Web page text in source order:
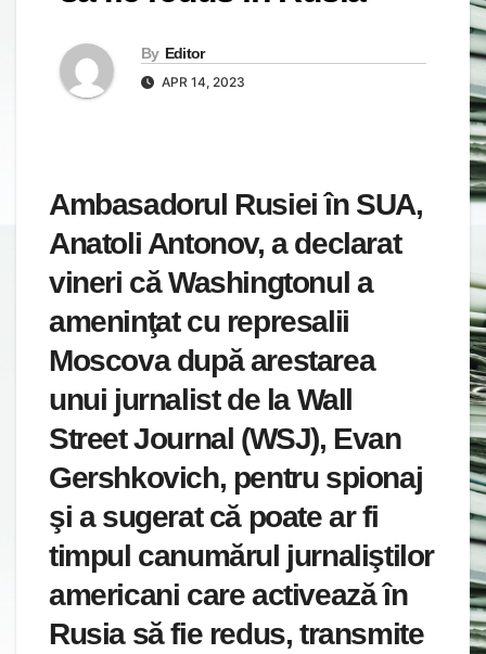
By Editor
APR 14, 2023
Ambasadorul Rusiei în SUA,
Anatoli Antonov, a declarat
vineri că Washingtonul a
ameninţat cu represalii
Moscova după arestarea
unui jurnalist de la Wall
Street Journal (WSJ), Evan
Gershkovich, pentru spionaj
şi a sugerat că poate ar fi
timpul canumărul jurnaliştilor
americani care activează în
Rusia să fie redus, transmite